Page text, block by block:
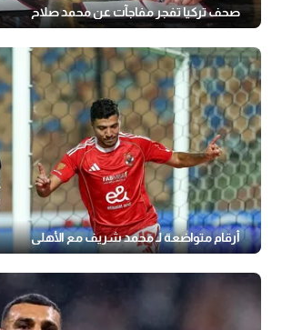
صحف تركيا تفجر مفاجآت عن محمد صلاح
أرقام متواضعة لـ محمد شريف مع الأهلي